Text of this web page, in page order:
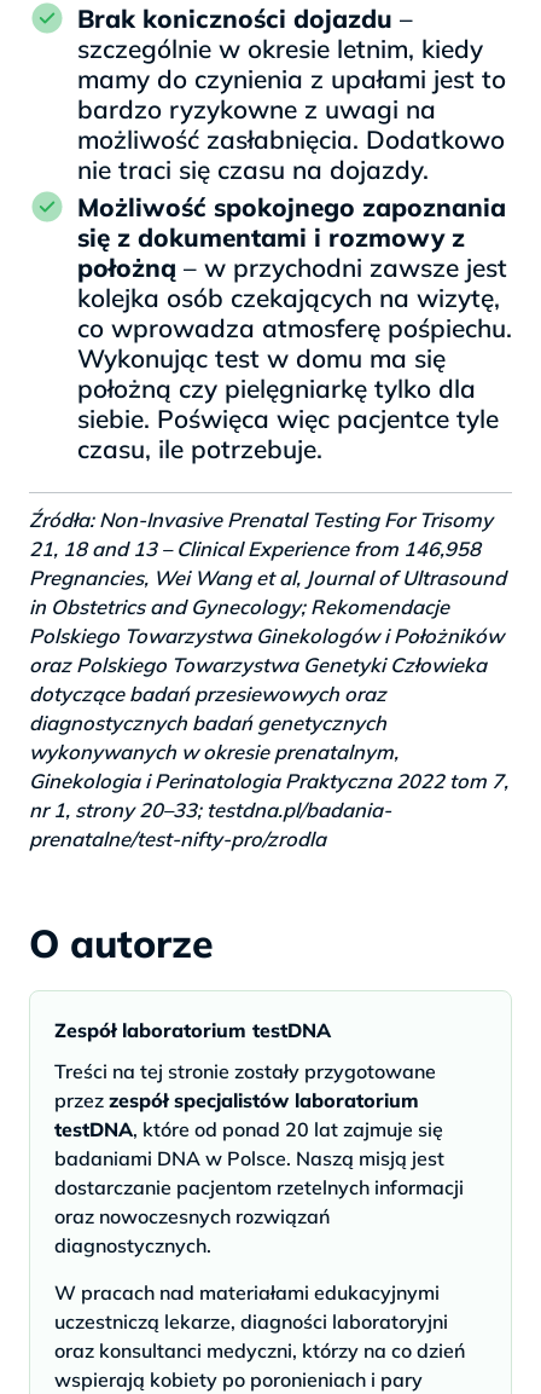
Brak koniczności dojazdu –
szczególnie w okresie letnim, kiedy
mamy do czynienia z upałami jest to
bardzo ryzykowne z uwagi na
możliwość zasłabnięcia. Dodatkowo
nie traci się czasu na dojazdy.
Możliwość spokojnego zapoznania
się z dokumentami i rozmowy z
położną – w przychodni zawsze jest
kolejka osób czekających na wizytę,
co wprowadza atmosferę pośpiechu.
Wykonując test w domu ma się
położną czy pielęgniarkę tylko dla
siebie. Poświęca więc pacjentce tyle
czasu, ile potrzebuje.
Źródła: Non-Invasive Prenatal Testing For Trisomy
21, 18 and 13 – Clinical Experience from 146,958
Pregnancies, Wei Wang et al, Journal of Ultrasound
in Obstetrics and Gynecology; Rekomendacje
Polskiego Towarzystwa Ginekologów i Położników
oraz Polskiego Towarzystwa Genetyki Człowieka
dotyczące badań przesiewowych oraz
diagnostycznych badań genetycznych
wykonywanych w okresie prenatalnym,
Ginekologia i Perinatologia Praktyczna 2022 tom 7,
nr 1, strony 20–33; testdna.pl/badania-
prenatalne/test-nifty-pro/zrodla
O autorze
Zespół laboratorium testDNA
Treści na tej stronie zostały przygotowane
przez zespół specjalistów laboratorium
testDNA, które od ponad 20 lat zajmuje się
badaniami DNA w Polsce. Naszą misją jest
dostarczanie pacjentom rzetelnych informacji
oraz nowoczesnych rozwiązań
diagnostycznych.
W pracach nad materiałami edukacyjnymi
uczestniczą lekarze, diagności laboratoryjni
oraz konsultanci medyczni, którzy na co dzień
wspierają kobiety po poronieniach i pary